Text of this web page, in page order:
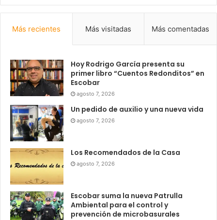
Más recientes Más visitadas Más comentadas
Hoy Rodrigo García presenta su
primer libro “Cuentos Redonditos” en
Escobar
agosto 7, 2026
Un pedido de auxilio y una nueva vida
agosto 7, 2026
Los Recomendados de la Casa
agosto 7, 2026
Escobar suma la nueva Patrulla
Ambiental para el control y
prevención de microbasurales